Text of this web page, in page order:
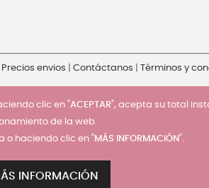
Precios envios Contáctanos Términos y
clic en "ACEPTAR", acepta su total
de la web.
o haciendo clic en "MÁS INFORMACIÓN".
INFORMACIÓN